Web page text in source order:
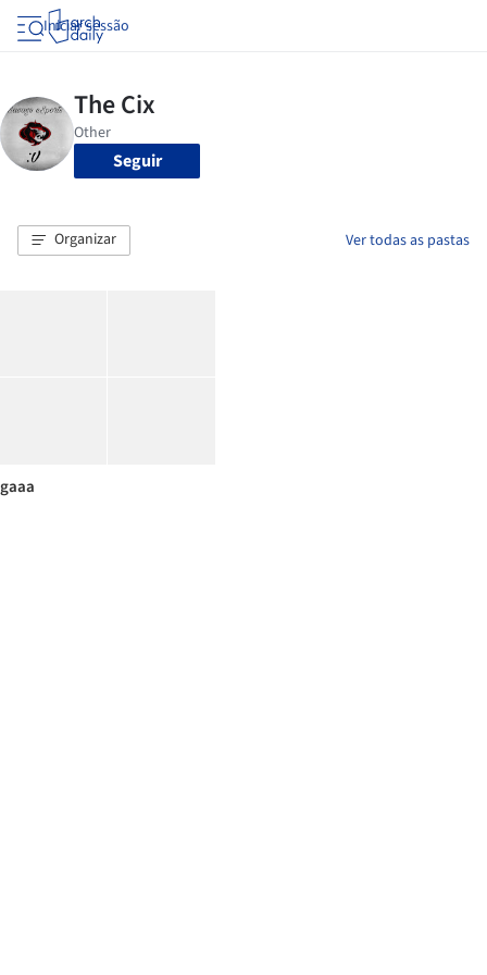
Iniciar sessão
Seguir
Organizar Ver todas as pastas
gaaa